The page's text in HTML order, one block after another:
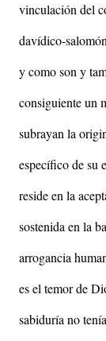
vinculación del
davídico-
y como son y
consiguiente un
subrayan la
específico de su
reside en la
sostenida en la
arrogancia
es el temor de
sabiduría no